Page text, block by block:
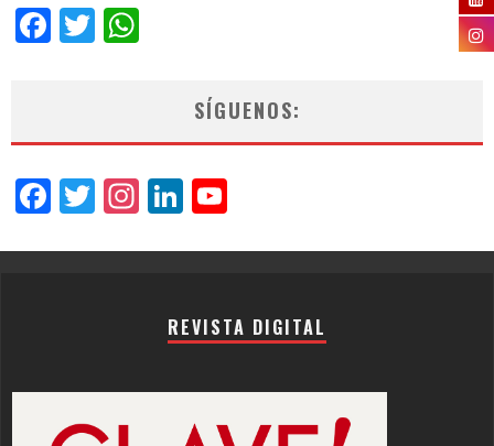
Facebook
Twitter
SÍGUENOS:
Facebook
Twitter
Instagram
LinkedIn
REVISTA DIGITAL